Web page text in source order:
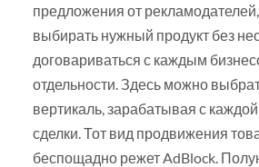
предложения от
выбирать нужный продукт без
договариваться с каждым
отдельности. Здесь можно
вертикаль, зарабатывая с
сделки. Тот вид продвижения
беспощадно режет AdBlock.